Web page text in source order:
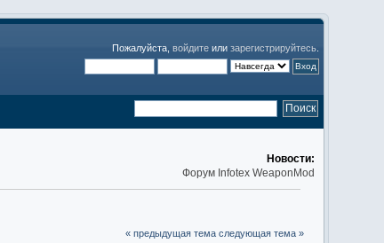
Пожалуйста, войдитеили зарегистрируйтесь.
Новости:
Форум Infotex WeaponMod
« предыдущая тема следующая тема »